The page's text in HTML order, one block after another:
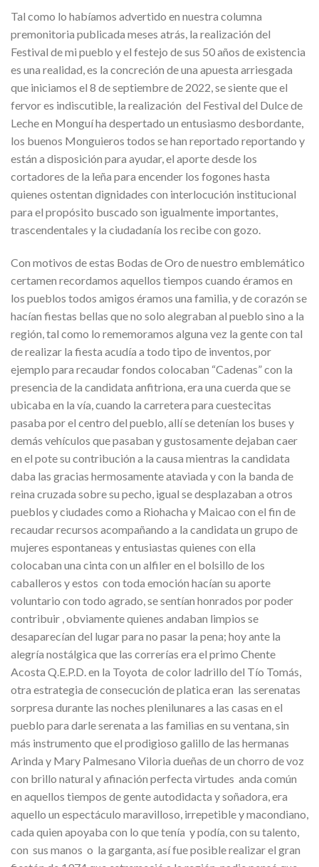
Tal como lo habíamos advertido en nuestra columna
premonitoria publicada meses atrás, la realización del
Festival de mi pueblo y el festejo de sus 50 años de existencia
es una realidad, es la concreción de una apuesta arriesgada
que iniciamos el 8 de septiembre de 2022, se siente que el
fervor es indiscutible, la realización del Festival del Dulce de
Leche en Monguí ha despertado un entusiasmo desbordante,
los buenos Monguieros todos se han reportado reportando y
están a disposición para ayudar, el aporte desde los
cortadores de la leña para encender los fogones hasta
quienes ostentan dignidades con interlocución institucional
para el propósito buscado son igualmente importantes,
trascendentales y la ciudadanía los recibe con gozo.
Con motivos de estas Bodas de Oro de nuestro emblemático
certamen recordamos aquellos tiempos cuando éramos en
los pueblos todos amigos éramos una familia, y de corazón se
hacían fiestas bellas que no solo alegraban al pueblo sino a la
región, tal como lo rememoramos alguna vez la gente con tal
de realizar la fiesta acudía a todo tipo de inventos, por
ejemplo para recaudar fondos colocaban “Cadenas” con la
presencia de la candidata anfitriona, era una cuerda que se
ubicaba en la vía, cuando la carretera para cuestecitas
pasaba por el centro del pueblo, allí se detenían los buses y
demás vehículos que pasaban y gustosamente dejaban caer
en el pote su contribución a la causa mientras la candidata
daba las gracias hermosamente ataviada y con la banda de
reina cruzada sobre su pecho, igual se desplazaban a otros
pueblos y ciudades como a Riohacha y Maicao con el fin de
recaudar recursos acompañando a la candidata un grupo de
mujeres espontaneas y entusiastas quienes con ella
colocaban una cinta con un alfiler en el bolsillo de los
caballeros y estos con toda emoción hacían su aporte
voluntario con todo agrado, se sentían honrados por poder
contribuir , obviamente quienes andaban limpios se
desaparecían del lugar para no pasar la pena; hoy ante la
alegría nostálgica que las correrías era el primo Chente
Acosta Q.E.P.D. en la Toyota de color ladrillo del Tío Tomás,
otra estrategia de consecución de platica eran las serenatas
sorpresa durante las noches plenilunares a las casas en el
pueblo para darle serenata a las familias en su ventana, sin
más instrumento que el prodigioso galillo de las hermanas
Arinda y Mary Palmesano Viloria dueñas de un chorro de voz
con brillo natural y afinación perfecta virtudes anda común
en aquellos tiempos de gente autodidacta y soñadora, era
aquello un espectáculo maravilloso, irrepetible y macondiano,
cada quien apoyaba con lo que tenía y podía, con su talento,
con sus manos o la garganta, así fue posible realizar el gran